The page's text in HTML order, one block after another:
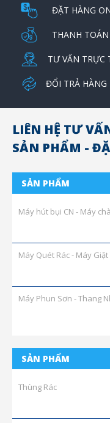
ĐẶT HÀNG
THANH
TƯ VẤN TRỰC
ĐỔI TRẢ HÀNG
LIÊN HỆ TƯ
SẢN PHẨM -
SẢN PHẨM
Máy hút bụi CN - Máy
Máy Quét Rác - Máy Giặt
Máy Phun Sơn - Thang
SẢN PHẨM
Thùng Rác